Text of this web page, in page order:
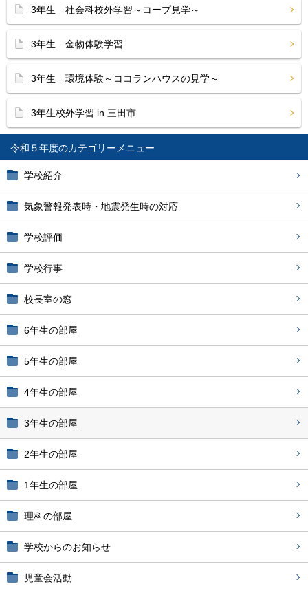
令和５年度
学校紹介
気象警報発表時・地震発生時の対応
学校評価
学校行事
校長室の窓
6年生の部屋
5年生の部屋
4年生の部屋
3年生の部屋
2年生の部屋
1年生の部屋
理科の部屋
学校からのお知らせ
児童会活動
3年生 社会科校外学習～コープ見学～
3年生 金物体験学習
3年生 環境体験～ココランハウスの見学～
3年生校外学習 in 三田市